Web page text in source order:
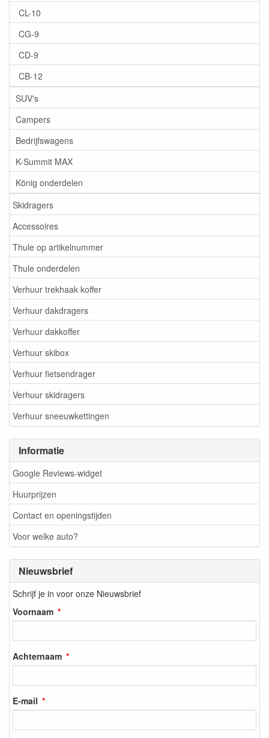
CL-10
CG-9
CD-9
CB-12
SUV's
Campers
Bedrijfswagens
K-Summit MAX
König onderdelen
Skidragers
Accessoires
Thule op artikelnummer
Thule onderdelen
Verhuur trekhaak koffer
Verhuur dakdragers
Verhuur dakkoffer
Verhuur skibox
Verhuur fietsendrager
Verhuur skidragers
Verhuur sneeuwkettingen
Informatie
Google Reviews-widget
Huurprijzen
Contact en openingstijden
Voor welke auto?
Nieuwsbrief
Schrijf je in voor onze Nieuwsbrief
Voornaam
Achternaam
E-mail